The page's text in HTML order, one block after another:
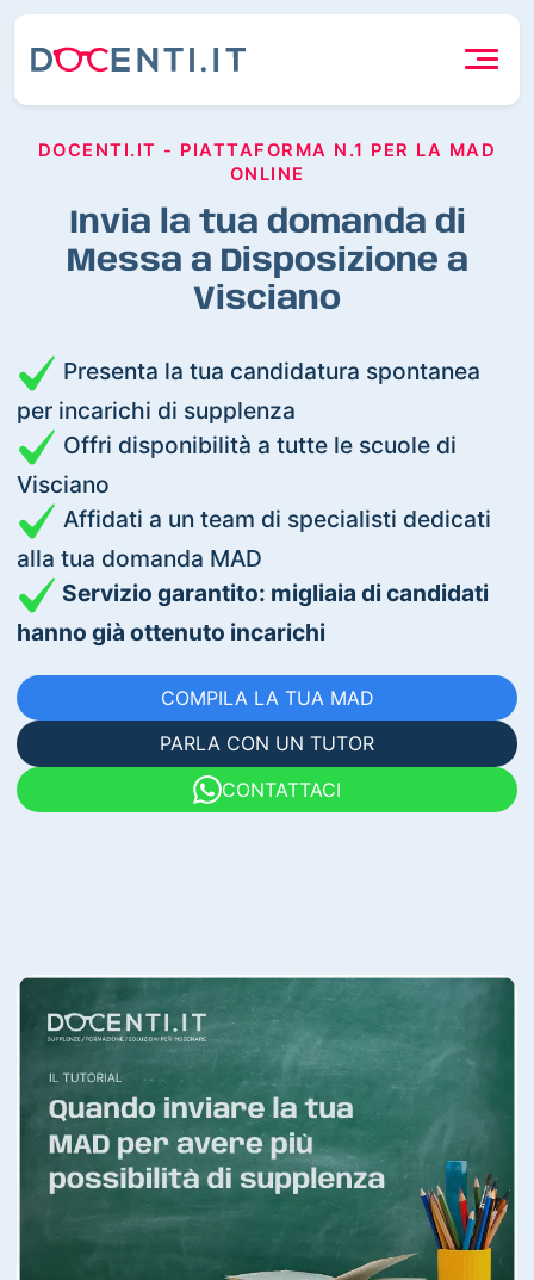
DOCENTI.IT - PIATTAFORMA N.1 PER LA MAD
ONLINE
Invia la tua domanda di
Messa a Disposizione a
Visciano
Presenta la tua candidatura spontanea
per incarichi di supplenza
Offri disponibilità a tutte le scuole di
Visciano
Affidati a un team di specialisti dedicati
alla tua domanda MAD
Servizio garantito: migliaia di candidati
hanno già ottenuto incarichi
COMPILA LA TUA MAD
PARLA CON UN TUTOR
CONTATTACI